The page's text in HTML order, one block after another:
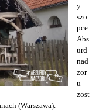
y
szo
pce.
Abs
urd
nad
zor
u
zost
(Warszawa).